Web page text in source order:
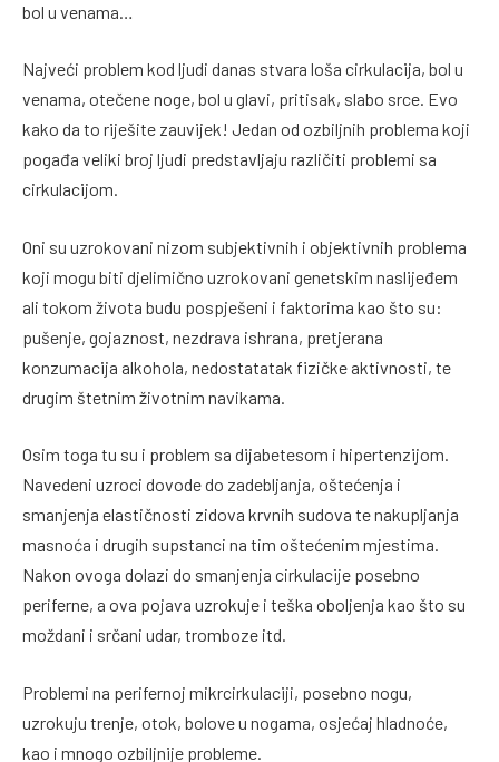
bol u venama…
Najveći problem kod ljudi danas stvara loša cirkulacija, bol u
venama, otečene noge, bol u glavi, pritisak, slabo srce. Evo
kako da to riješite zauvijek! Jedan od ozbiljnih problema koji
pogađa veliki broj ljudi predstavljaju različiti problemi sa
cirkulacijom.
Oni su uzrokovani nizom subjektivnih i objektivnih problema
koji mogu biti djelimično uzrokovani genetskim naslijeđem
ali tokom života budu pospješeni i faktorima kao što su:
pušenje, gojaznost, nezdrava ishrana, pretjerana
konzumacija alkohola, nedostatatak fizičke aktivnosti, te
drugim štetnim životnim navikama.
Osim toga tu su i problem sa dijabetesom i hipertenzijom.
Navedeni uzroci dovode do zadebljanja, oštećenja i
smanjenja elastičnosti zidova krvnih sudova te nakupljanja
masnoća i drugih supstanci na tim oštećenim mjestima.
Nakon ovoga dolazi do smanjenja cirkulacije posebno
periferne, a ova pojava uzrokuje i teška oboljenja kao što su
moždani i srčani udar, tromboze itd.
Problemi na perifernoj mikrcirkulaciji, posebno nogu,
uzrokuju trenje, otok, bolove u nogama, osjećaj hladnoće,
kao i mnogo ozbiljnije probleme.